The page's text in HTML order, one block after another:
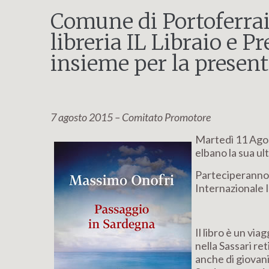
Comune di
libreria IL Libraio e
insieme per la
7 agosto 2015 – Comitato Promotore
Martedì 11
elbano la sua
Internazionale
Il libro è un
nella Sassari
anche di